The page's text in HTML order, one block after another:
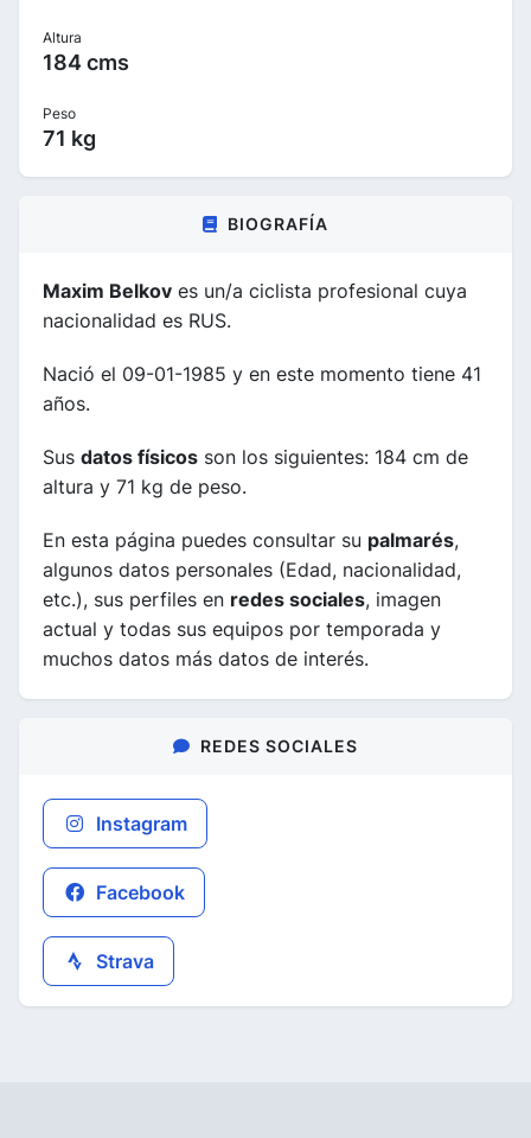
Altura
184 cms
Peso
71 kg
BIOGRAFÍA
Maxim Belkov es un/a ciclista profesional cuya
nacionalidad es RUS.
Nació el 09-01-1985 y en este momento tiene 41
años.
Sus datos físicos son los siguientes: 184 cm de
altura y 71 kg de peso.
En esta página puedes consultar su palmarés,
algunos datos personales (Edad, nacionalidad,
etc.), sus perfiles en redes sociales, imagen
actual y todas sus equipos por temporada y
muchos datos más datos de interés.
REDES SOCIALES
Instagram
Facebook
Strava